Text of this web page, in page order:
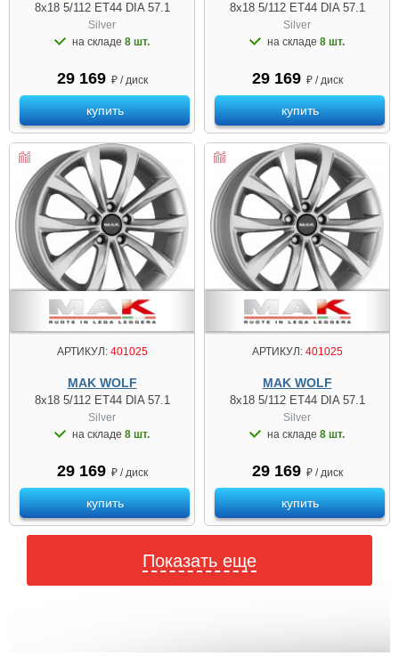
8x18 5/112 ET44 DIA 57.1
Silver
на складе 8 шт.
29 169 ₽ / диск
купить
8x18 5/112 ET44 DIA 57.1
Silver
на складе 8 шт.
29 169 ₽ / диск
купить
АРТИКУЛ:401025
MAK WOLF
8x18 5/112 ET44 DIA 57.1
Silver
на складе 8 шт.
29 169 ₽ / диск
купить
АРТИКУЛ:401025
MAK WOLF
8x18 5/112 ET44 DIA 57.1
Silver
на складе 8 шт.
29 169 ₽ / диск
купить
Показать еще